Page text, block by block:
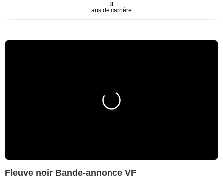
8
ans de carrière
Fleuve noir Bande-annonce VF